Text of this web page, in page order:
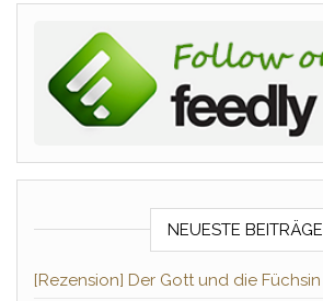
NEUESTE BEITRÄGE
[Rezension] Der Gott und die Füchsin